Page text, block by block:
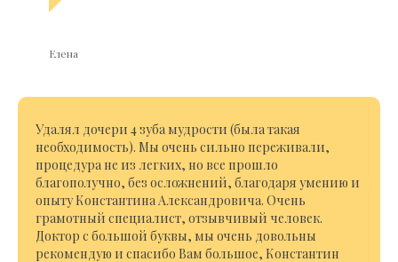
Елена
Удалял дочери 4 зуба мудрости (была такая
необходимость). Мы очень сильно переживали,
процедура не из легких, но все прошло
благополучно, без осложнений, благодаря умению и
опыту Константина Александровича. Очень
грамотный специалист, отзывчивый человек.
Доктор с большой буквы, мы очень довольны
рекомендую и спасибо Вам большое, Константин